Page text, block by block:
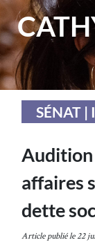
SÉNAT |
Audition
affaires
dette
Article publié le 22